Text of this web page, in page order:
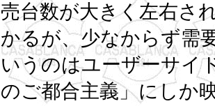
売台数が大きく左右さ
かるが、少なからず需
いうのはユーザーサイ
のご都合主義」にしか